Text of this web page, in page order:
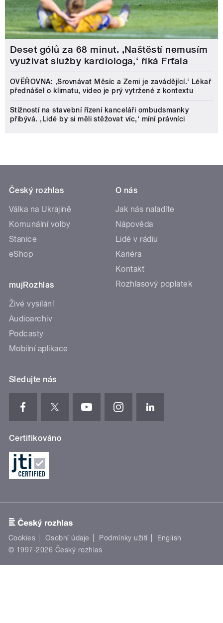
Deset gólů za 68 minut. ,Naštěstí nemusím
využívat služby kardiologa,‘ říká Frťala
OVĚŘOVNA: ‚Srovnávat Měsíc a Zemi je zavádějící.‘ Lékař
přednášel o klimatu, video je prý vytržené z kontextu
Stížností na stavební řízení kanceláři ombudsmanky
přibývá. ‚Lidé by si měli stěžovat víc,‘ míní právníci
Český rozhlas
Válka na Ukrajině
Komunální volby
Stanice
eShop
mujRozhlas
Živé vysílání
Audioarchiv
Podcasty
Mobilní aplikace
O nás
Jak nás naladíte
Nápověda
Lidé v rádiu
Kariéra
Kontakt
Rozhlasový poplatek
Sledujte nás
Certifikováno
Cookies Osobní údaje Podmínky užití
English
© 1997-2026 Český rozhlas